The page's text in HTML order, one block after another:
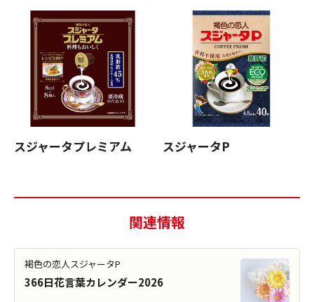
スジャータプレミアム スジャータP
関連情報
褐色の恋人スジャータP
366日花言葉カレンダー2026